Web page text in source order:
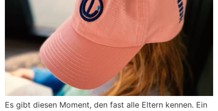
Es gibt diesen Moment, den fast alle Eltern kennen. Ein